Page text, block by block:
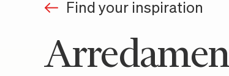
Find your inspiration